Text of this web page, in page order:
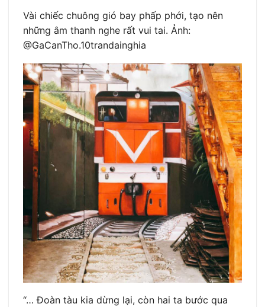
Vài chiếc chuông gió bay phấp phới, tạo nên
những âm thanh nghe rất vui tai. Ảnh:
@GaCanTho.10trandainghia
“… Đoàn tàu kia dừng lại, còn hai ta bước qua